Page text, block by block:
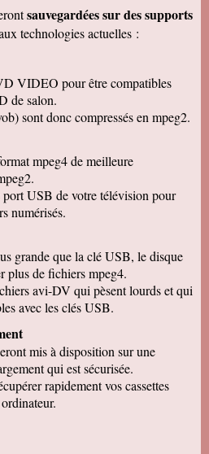
un beau résultat.
tout semble bon et la
Cut Pro X fonctionne.
efficace, sympathique et
marché, je recommande
VISIONNER NOS FILMS
REMERCIER POUR
que j'ai revécu mon
à Séville, grace à votre
recue ce matin.
féliciter pour la qualité
ne manquerai pas de parler
sauvegardées sur des supports
technologies actuelles :
VIDEO pour être compatibles
de salon.
sont donc compressés en mpeg2.
mpeg4 de meilleure
port USB de votre télévision pour
numérisés.
grande que la clé USB, le disque
plus de fichiers mpeg4.
avi-DV qui pèsent lourds et qui
avec les clés USB.
mis à disposition sur une
qui est sécurisée.
rapidement vos cassettes